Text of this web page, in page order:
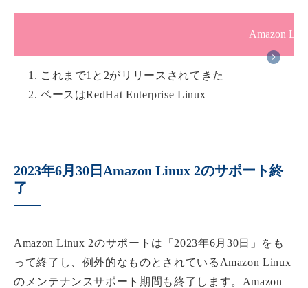
Amazon
1. これまで1と2がリリースされてきた
2. ベースはRedHat Enterprise Linux
2023年6月30日Amazon Linux 2のサポート終
了
Amazon Linux 2のサポートは「2023年6月30日」をも
って終了し、例外的なものとされているAmazon Linux
のメンテナンスサポート期間も終了します。Amazon